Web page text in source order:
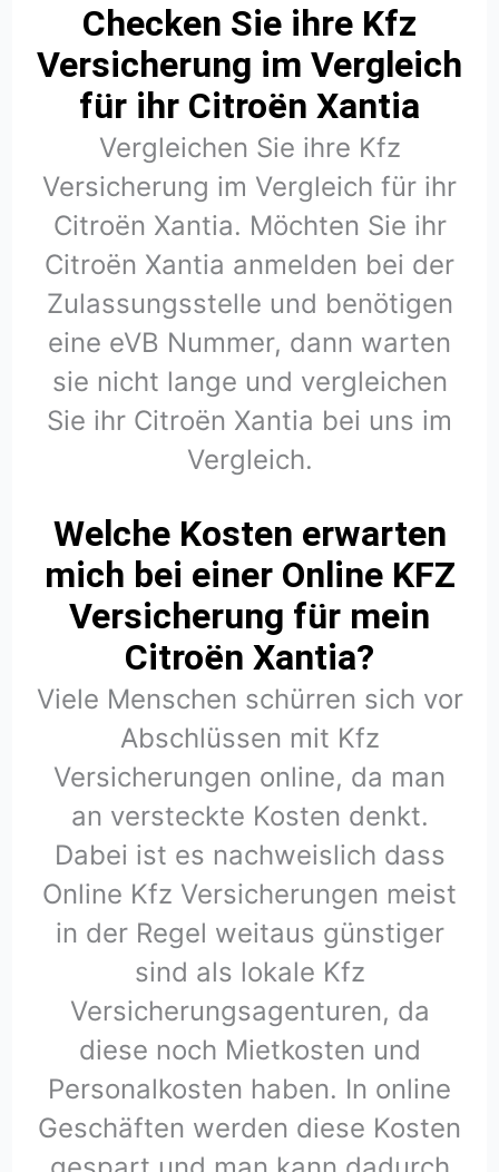
Checken Sie ihre Kfz
Versicherung im Vergleich
für ihr Citroën Xantia
Vergleichen Sie ihre Kfz
Versicherung im Vergleich für ihr
Citroën Xantia. Möchten Sie ihr
Citroën Xantia anmelden bei der
Zulassungsstelle und benötigen
eine eVB Nummer, dann warten
sie nicht lange und vergleichen
Sie ihr Citroën Xantia bei uns im
Vergleich.
Welche Kosten erwarten
mich bei einer Online KFZ
Versicherung für mein
Citroën Xantia?
Viele Menschen schürren sich vor
Abschlüssen mit Kfz
Versicherungen online, da man
an versteckte Kosten denkt.
Dabei ist es nachweislich dass
Online Kfz Versicherungen meist
in der Regel weitaus günstiger
sind als lokale Kfz
Versicherungsagenturen, da
diese noch Mietkosten und
Personalkosten haben. In online
Geschäften werden diese Kosten